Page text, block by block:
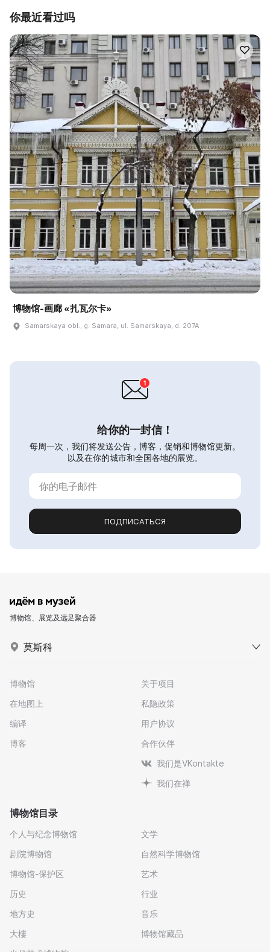
你最近看过吗
博物馆-画廊 «扎瓦尔卡»
Samarskaya obl., g. Samara, ul. Samarskaya, d. 207A
给你的一封信！
每周一次，我们将发送公告，博客，促销和博物馆更新。
以及在你的城市和全国各地的展览。
ПОДПИСАТЬСЯ
博物馆、展览及远足聚合器
莫斯科
博物馆
在地图上
编译
博客
关于项目
私隐政策
用户协议
合作伙伴
我们是VKontakte
我们在禅
博物馆目录
个人与纪念博物馆
剧院博物馆
博物馆-保护区
历史
地方史
大樓
文学
自然科学博物馆
艺术
行业
音乐
博物馆藏品